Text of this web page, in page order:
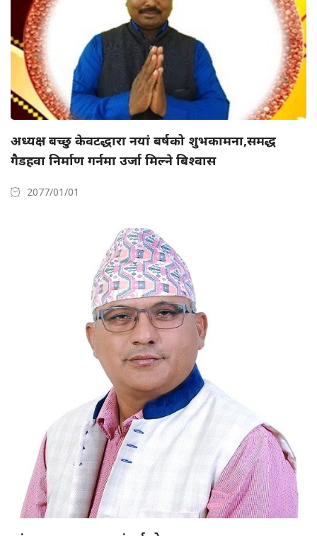
अध्यक्ष बच्छु केवटद्धारा नयां बर्षको शुभकामना,समद्ध
गैडहवा निर्माण गर्नमा उर्जा मिल्ने बिश्वास
2077/01/01